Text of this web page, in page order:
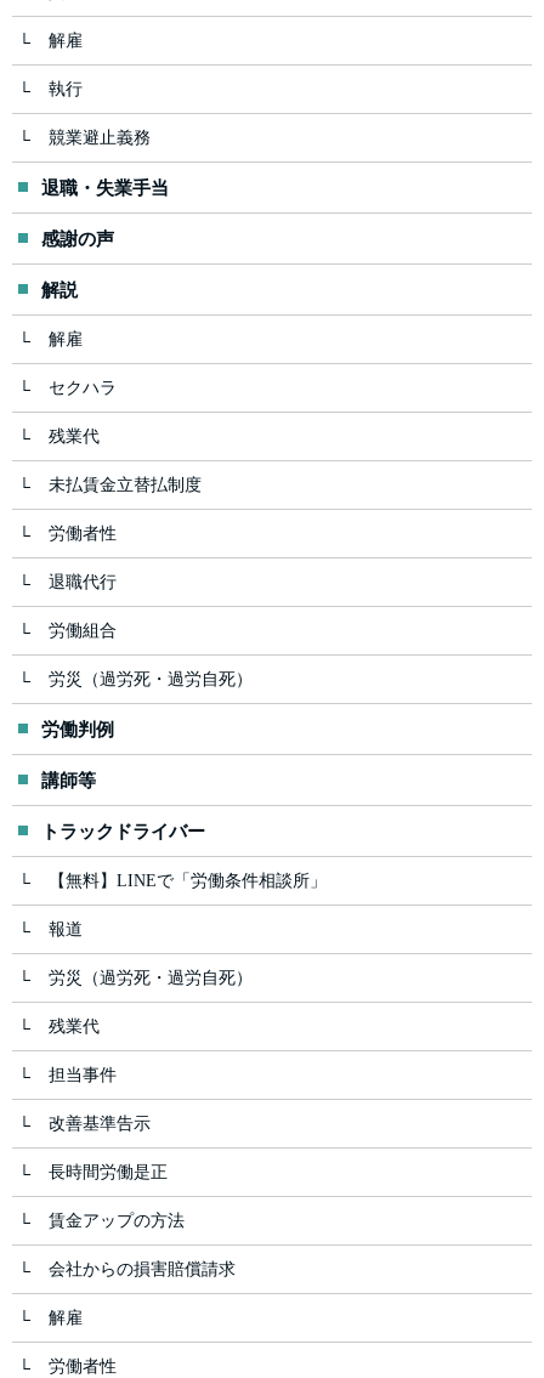
解雇
執行
競業避止義務
退職・失業手当
感謝の声
解説
解雇
セクハラ
残業代
未払賃金立替払制度
労働者性
退職代行
労働組合
労災（過労死・過労自死）
労働判例
講師等
トラックドライバー
【無料】LINEで「労働条件相談所」
報道
労災（過労死・過労自死）
残業代
担当事件
改善基準告示
長時間労働是正
賃金アップの方法
会社からの損害賠償請求
解雇
労働者性